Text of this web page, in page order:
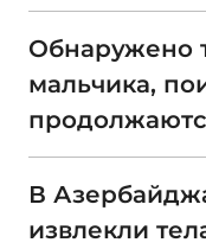
Обнаружено
мальчика,
В
извлекли